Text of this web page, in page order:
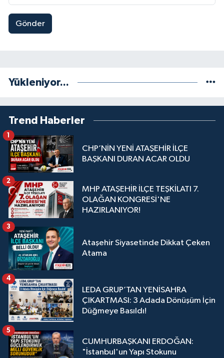
Gönder
Yükleniyor...
Trend Haberler
CHP’NİN YENİ ATAŞEHİR İLÇE
BAŞKANI DURAN ACAR OLDU
1
MHP ATAŞEHİR İLÇE TEŞKİLATI 7.
OLAĞAN KONGRESİ'NE
HAZIRLANIYOR!
2
Ataşehir Siyasetinde Dikkat Çeken
Atama
3
LEDA GRUP’TAN YENİSAHRA
ÇIKARTMASI: 3 Adada Dönüşüm İçin
Düğmeye Basıldı!
4
CUMHURBAŞKANI ERDOĞAN:
"İstanbul'un Yapı Stokunu
5